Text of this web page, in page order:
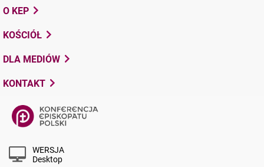
O KEP
KOŚCIÓŁ
DLA MEDIÓW
KONTAKT
WERSJA
Desktop